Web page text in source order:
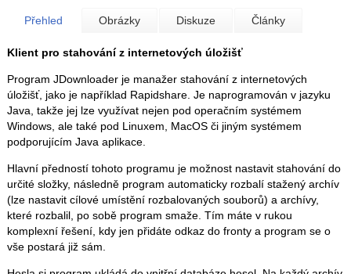
Přehled Obrázky Diskuze Články
Klient pro stahování z internetových úložišť
Program JDownloader je manažer stahování z internetových
úložišť, jako je například Rapidshare. Je naprogramován v jazyku
Java, takže jej lze využívat nejen pod operačním systémem
Windows, ale také pod Linuxem, MacOS či jiným systémem
podporujícím Java aplikace.
Hlavní předností tohoto programu je možnost nastavit stahování do
určité složky, následně program automaticky rozbalí stažený archív
(lze nastavit cílové umístění rozbalovaných souborů) a archívy,
které rozbalil, po sobě program smaže. Tím máte v rukou
komplexní řešení, kdy jen přidáte odkaz do fronty a program se o
vše postará již sám.